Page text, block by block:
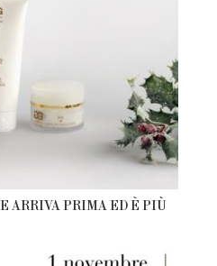
ARRIVA PRIMA ED È PIÙ